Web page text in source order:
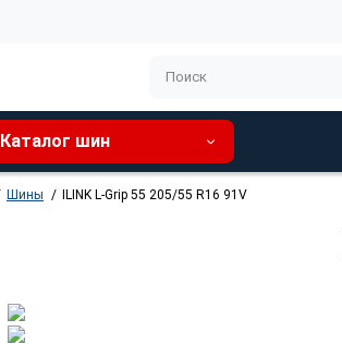
Каталог шин
Шины ILINK L-Grip 55 205/55 R16 91V